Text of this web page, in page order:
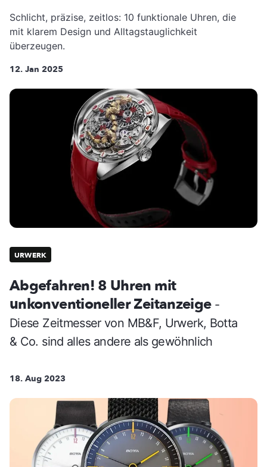
Schlicht, präzise, zeitlos: 10 funktionale Uhren, die
mit klarem Design und Alltagstauglichkeit
überzeugen.
12. Jan 2025
URWERK
Abgefahren! 8 Uhren mit
unkonventioneller Zeitanzeige -
Diese Zeitmesser von MB&F, Urwerk, Botta
& Co. sind alles andere als gewöhnlich
18. Aug 2023